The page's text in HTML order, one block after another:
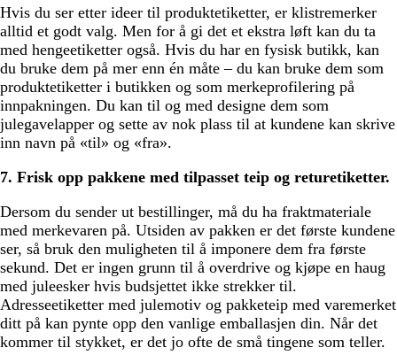
Hvis du ser etter ideer til produktetiketter, er klistremerker
alltid et godt valg. Men for å gi det et ekstra løft kan du ta
med hengeetiketter også. Hvis du har en fysisk butikk, kan
du bruke dem på mer enn én måte – du kan bruke dem som
produktetiketter i butikken og som merkeprofilering på
innpakningen. Du kan til og med designe dem som
julegavelapper og sette av nok plass til at kundene kan skrive
inn navn på «til» og «fra».
7. Frisk opp pakkene med tilpasset teip og returetiketter.
Dersom du sender ut bestillinger, må du ha fraktmateriale
med merkevaren på. Utsiden av pakken er det første kundene
ser, så bruk den muligheten til å imponere dem fra første
sekund. Det er ingen grunn til å overdrive og kjøpe en haug
med juleesker hvis budsjettet ikke strekker til.
Adresseetiketter med julemotiv og pakketeip med varemerket
ditt på kan pynte opp den vanlige emballasjen din. Når det
kommer til stykket, er det jo ofte de små tingene som teller.